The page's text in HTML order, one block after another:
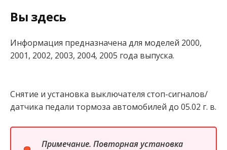
Вы здесь
Информация предназначена для моделей 2000,
2001, 2002, 2003, 2004, 2005 года выпуска.
Снятие и установка выключателя стоп-сигналов/
датчика педали тормоза автомобилей до 05.02 г. в.
Примечание. Повторная установка